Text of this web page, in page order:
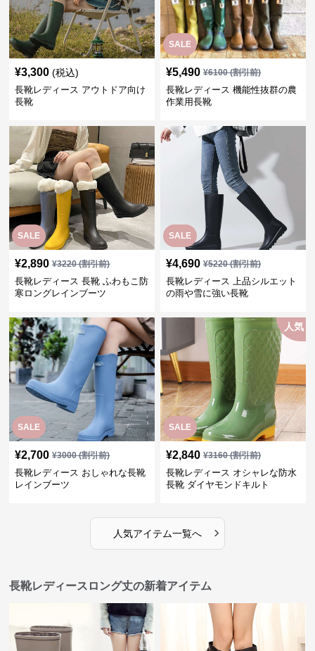
¥3,300 (税込)
長靴レディース アウトドア向け
長靴
SALE
¥5,490 ¥6100(割引前)
長靴レディース 機能性抜群の農
作業用長靴
SALE
¥2,890 ¥3220(割引前)
長靴レディース 長靴 ふわもこ防
寒ロングレインブーツ
SALE
¥4,690 ¥5220(割引前)
長靴レディース 上品シルエット
の雨や雪に強い長靴
SALE
¥2,700 ¥3000(割引前)
長靴レディース おしゃれな長靴
レインブーツ
SALE
人気
¥2,840 ¥3160(割引前)
長靴レディース オシャレな防水
長靴 ダイヤモンドキルト
人気アイテム一覧へ ›
長靴レディースロング丈の新着アイテム